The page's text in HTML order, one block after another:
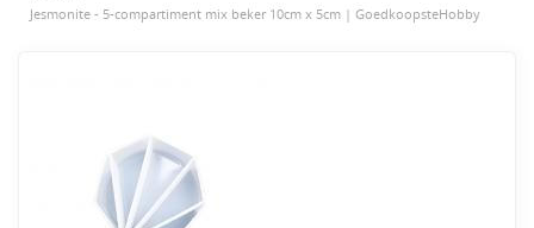
Jesmonite - 5-compartiment mix beker 10cm x 5cm | GoedkoopsteHobby